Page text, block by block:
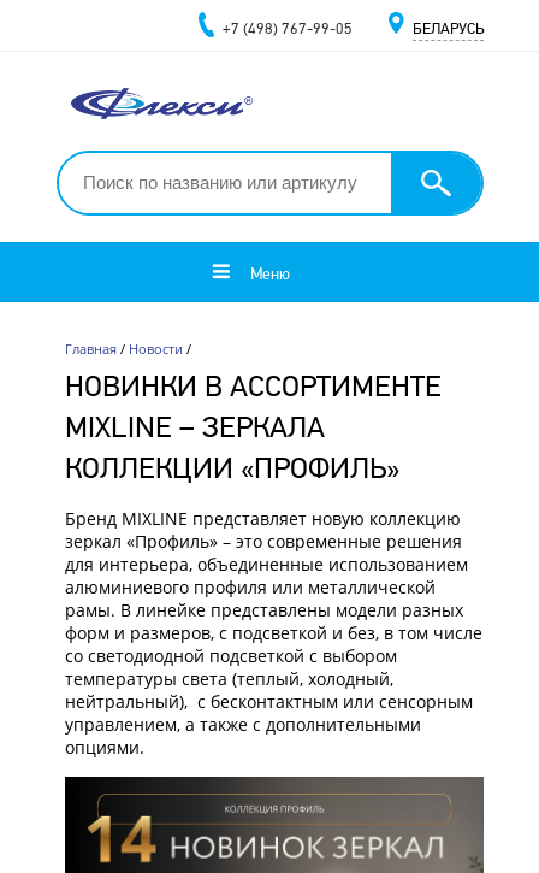
+7 (498) 767-99-05 БЕЛАРУСЬ
Меню
Главная/ Новости /
НОВИНКИ В АССОРТИМЕНТЕ
MIXLINE – ЗЕРКАЛА
КОЛЛЕКЦИИ «ПРОФИЛЬ»
Бренд MIXLINE представляет новую коллекцию
зеркал «Профиль» – это современные решения
для интерьера, объединенные использованием
алюминиевого профиля или металлической
рамы. В линейке представлены модели разных
форм и размеров, с подсветкой и без, в том числе
со светодиодной подсветкой с выбором
температуры света (теплый, холодный,
нейтральный), с бесконтактным или сенсорным
управлением, а также с дополнительными
опциями.